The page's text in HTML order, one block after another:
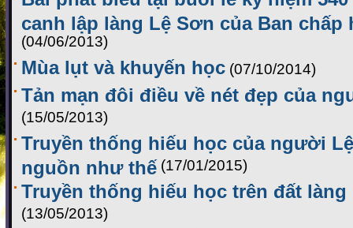
canh lập làng Lệ Sơn của Ban chấp
(04/06/2013)
Mùa lụt và khuyến học (07/10/2014)
Tản mạn đôi điều về nét đẹp của
(15/05/2013)
Truyền thống hiếu học của người
nguồn như thế (17/01/2015)
Truyền thống hiếu học trên đất làng
(13/05/2013)